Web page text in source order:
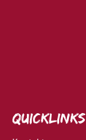
Quicklinks